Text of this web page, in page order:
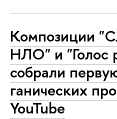
Композиции
НЛО" и "Голос
собрали
га­ни­че­ских
YouTube